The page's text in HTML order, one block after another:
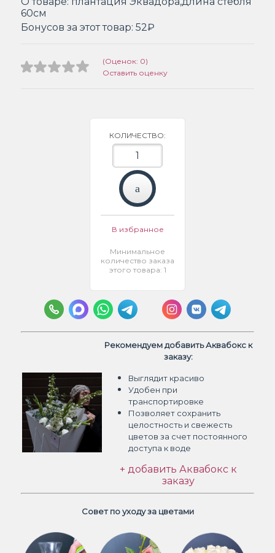
60см
Бонусов за этот товар: 52₽
(Оценок: 0)
Оставить оценку
КОЛИЧЕСТВО:
В избранное
Минимальное
количество заказа
этого товара: 1
Рекомендуем добавить Аквабокс к
заказу:
Выглядит красиво
Удобен при
транспортировке
Позволяет сохранить
целостность и свежесть
цветов за счет постоянного
доступа к воде
+ добавить Аквабокс к
заказу
Совет по уходу за цветами